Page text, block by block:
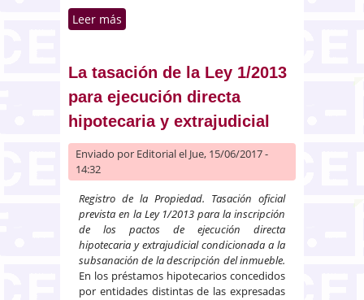
Leer más
procedente de procedimiento de
reparcelación.
La tasación de la Ley 1/2013
para ejecución directa
hipotecaria y extrajudicial
Enviado por Editorialel Jue, 15/06/2017 -
14:32
Registro de la Propiedad. Tasación oficial
prevista en la Ley 1/2013 para la inscripción
de los pactos de ejecución directa
hipotecaria y extrajudicial condicionada a la
subsanación de la descripción del inmueble.
En los préstamos hipotecarios concedidos
por entidades distintas de las expresadas